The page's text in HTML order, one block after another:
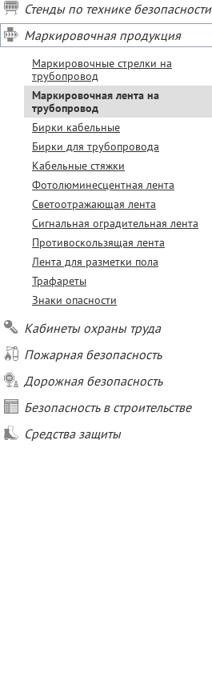
Стенды по технике безопасности
Маркировочная продукция
Маркировочные стрелки на
трубопровод
Маркировочная лента на
трубопровод
Бирки кабельные
Бирки для трубопровода
Кабельные стяжки
Фотолюминесцентная лента
Светоотражающая лента
Сигнальная оградительная лента
Противоскользящая лента
Лента для разметки пола
Трафареты
Знаки опасности
Кабинеты охраны труда
Пожарная безопасность
Дорожная безопасность
Безопасность в строительстве
Средства защиты